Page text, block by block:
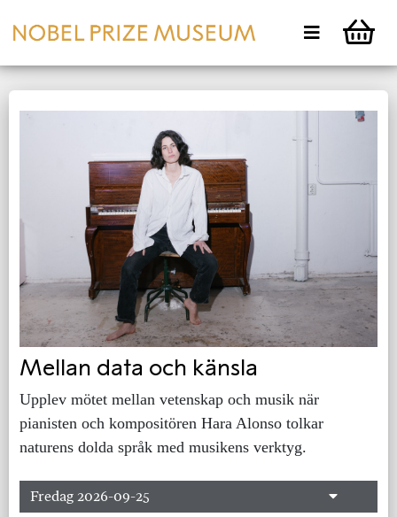
Mellan data och känsla
Upplev mötet mellan vetenskap och musik när
pianisten och kompositören Hara Alonso tolkar
naturens dolda språk med musikens verktyg.
Fredag 2026-09-25